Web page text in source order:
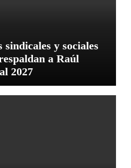
sindicales y sociales
a Raúl
2027